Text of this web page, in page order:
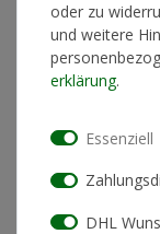
* inkl. ges. MwSt. zzgl.
oder zu
und weitere
erklärung.
Essenziell
DHL